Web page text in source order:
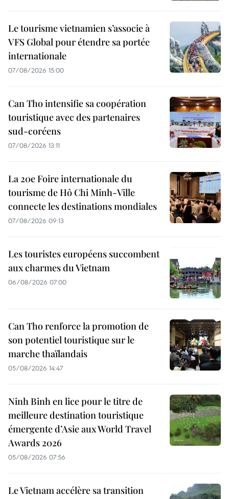
Le tourisme vietnamien s’associe à
VFS Global pour étendre sa portée
internationale
07/08/2026 15:00
Can Tho intensifie sa coopération
touristique avec des partenaires
sud-coréens
07/08/2026 13:11
La 20e Foire internationale du
tourisme de Hô Chi Minh-Ville
connecte les destinations mondiales
07/08/2026 09:13
Les touristes européens succombent
aux charmes du Vietnam
06/08/2026 07:00
Can Tho renforce la promotion de
son potentiel touristique sur le
marche thaïlandais
05/08/2026 14:47
Ninh Binh en lice pour le titre de
meilleure destination touristique
émergente d’Asie aux World Travel
Awards 2026
05/08/2026 07:56
Le Vietnam accélère sa transition